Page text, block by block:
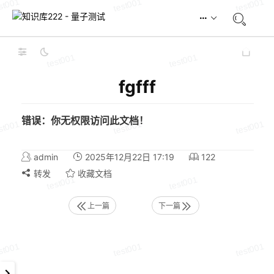
fgfff
错误：你无权限访问此文档！
admin 2025年12月22日 17:19
122
转发
收藏文档
上一篇 下一篇